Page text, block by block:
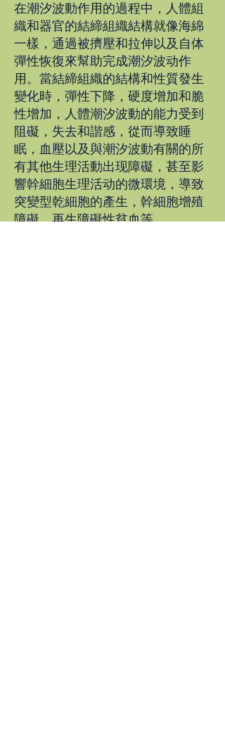
在潮汐波動作用的過程中，人體組
織和器官的結締組織結構就像海綿
一樣，通過被擠壓和拉伸以及自体
彈性恢復來幫助完成潮汐波动作
用。當結締組織的結構和性質發生
變化時，彈性下降，硬度增加和脆
性增加，人體潮汐波動的能力受到
阻礙，失去和諧感，從而導致睡
眠，血壓以及與潮汐波動有關的所
有其他生理活動出现障礙，甚至影
響幹細胞生理活动的微環境，導致
突變型乾細胞的產生，幹細胞增殖
障礙，再生障礙性貧血等。